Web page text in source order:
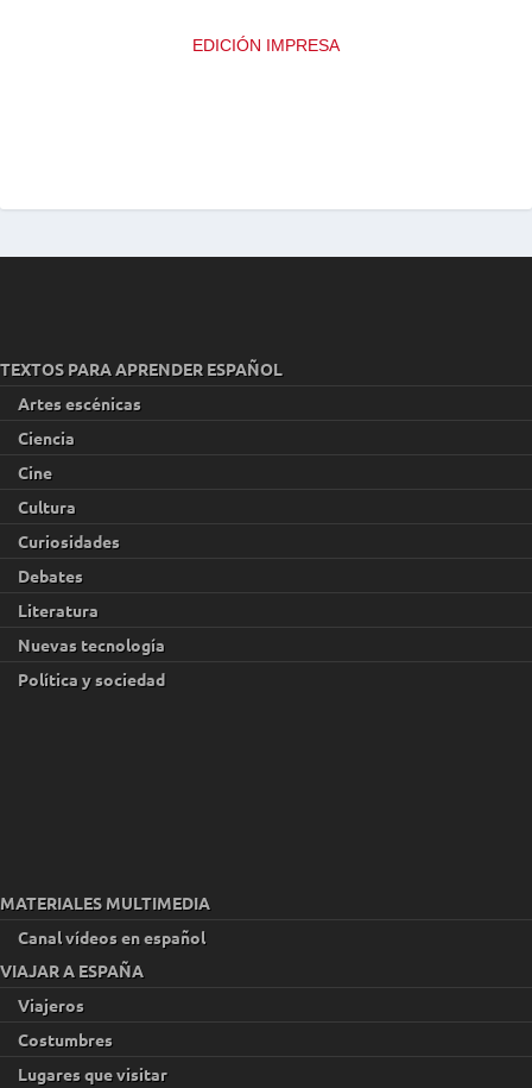
EDICIÓN IMPRESA
TEXTOS PARA APRENDER ESPAÑOL
Artes escénicas
Ciencia
Cine
Cultura
Curiosidades
Debates
Literatura
Nuevas tecnología
Política y sociedad
MATERIALES MULTIMEDIA
Canal vídeos en español
VIAJAR A ESPAÑA
Viajeros
Costumbres
Lugares que visitar